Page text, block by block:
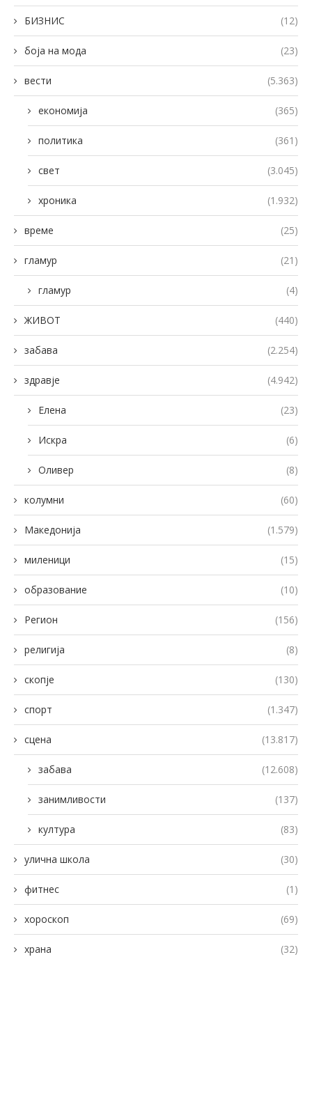
БИЗНИС (12)
боја на мода (23)
вести (5.363)
економија (365)
политика (361)
свет (3.045)
хроника (1.932)
време (25)
гламур (21)
гламур (4)
ЖИВОТ (440)
забава (2.254)
здравје (4.942)
Елена (23)
Искра (6)
Оливер (8)
колумни (60)
Македонија (1.579)
миленици (15)
образование (10)
Регион (156)
религија (8)
скопје (130)
спорт (1.347)
сцена (13.817)
забава (12.608)
занимливости (137)
култура (83)
улична школа (30)
фитнес (1)
хороскоп (69)
храна (32)